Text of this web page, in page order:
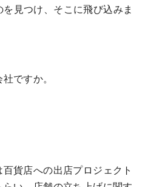
見つけ、そこに飛び込みま
ですか。
貨店への出店プロジェクト